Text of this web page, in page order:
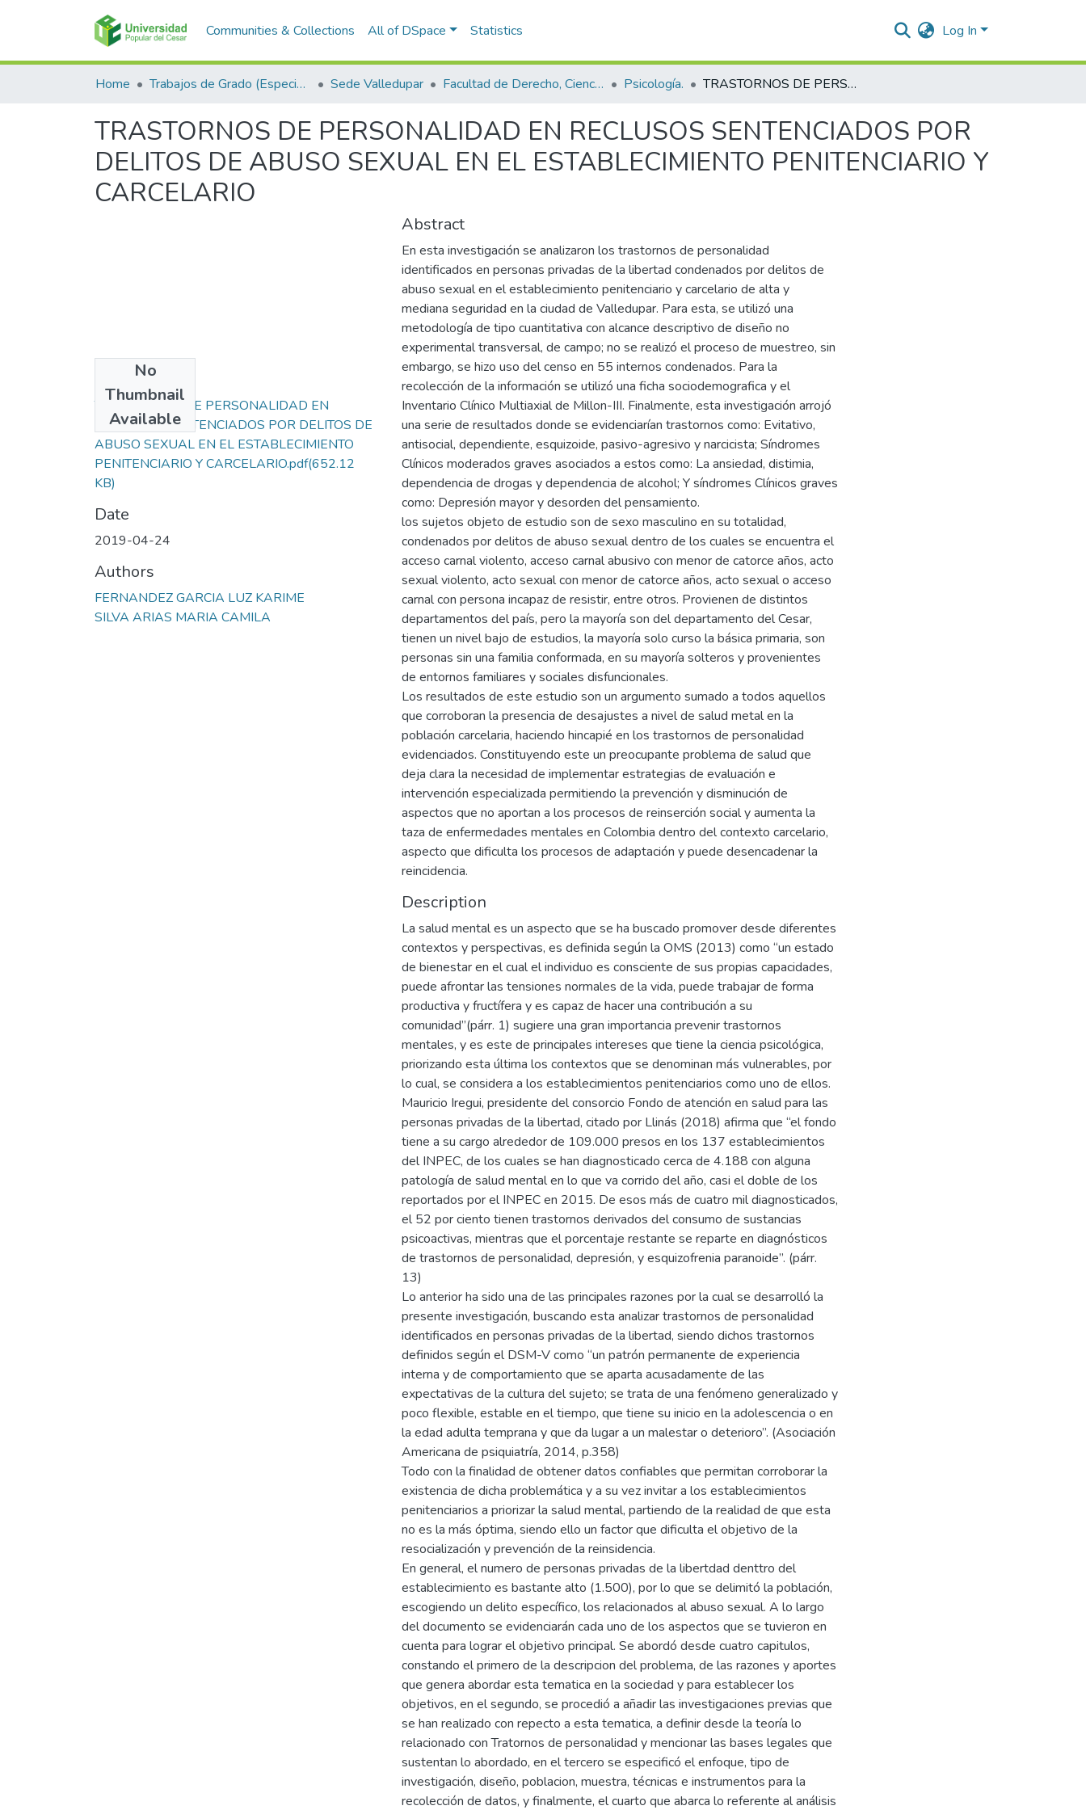
Communities & Collections All of DSpace Statistics Log In
Home Trabajos de Grado (Especializaciones y Pregrados) Sede Valledupar Facultad de Derecho, Ciencias Políticas y Sociales. Psicología. TRASTORNOS DE PERSONALIDAD EN RECLUSOS SENTENCIADOS POR DELITOS DE ABUSO SEXUAL EN EL ESTABLECIMIENTO PENITENCIARIO Y CARCELARIO
TRASTORNOS DE PERSONALIDAD EN RECLUSOS SENTENCIADOS POR
DELITOS DE ABUSO SEXUAL EN EL ESTABLECIMIENTO PENITENCIARIO Y
CARCELARIO
No
Thumbnail
Available
TRASTORNOS DE PERSONALIDAD EN
RECLUSOS SENTENCIADOS POR DELITOS DE
ABUSO SEXUAL EN EL ESTABLECIMIENTO
PENITENCIARIO Y CARCELARIO.pdf(652.12
KB)
Date
2019-04-24
Authors
FERNANDEZ GARCIA LUZ KARIME
SILVA ARIAS MARIA CAMILA
Abstract
En esta investigación se analizaron los trastornos de personalidad
identificados en personas privadas de la libertad condenados por delitos de
abuso sexual en el establecimiento penitenciario y carcelario de alta y
mediana seguridad en la ciudad de Valledupar. Para esta, se utilizó una
metodología de tipo cuantitativa con alcance descriptivo de diseño no
experimental transversal, de campo; no se realizó el proceso de muestreo, sin
embargo, se hizo uso del censo en 55 internos condenados. Para la
recolección de la información se utilizó una ficha sociodemografica y el
Inventario Clínico Multiaxial de Millon-III. Finalmente, esta investigación arrojó
una serie de resultados donde se evidenciarían trastornos como: Evitativo,
antisocial, dependiente, esquizoide, pasivo-agresivo y narcicista; Síndromes
Clínicos moderados graves asociados a estos como: La ansiedad, distimia,
dependencia de drogas y dependencia de alcohol; Y síndromes Clínicos graves
como: Depresión mayor y desorden del pensamiento.
los sujetos objeto de estudio son de sexo masculino en su totalidad,
condenados por delitos de abuso sexual dentro de los cuales se encuentra el
acceso carnal violento, acceso carnal abusivo con menor de catorce años, acto
sexual violento, acto sexual con menor de catorce años, acto sexual o acceso
carnal con persona incapaz de resistir, entre otros. Provienen de distintos
departamentos del país, pero la mayoría son del departamento del Cesar,
tienen un nivel bajo de estudios, la mayoría solo curso la básica primaria, son
personas sin una familia conformada, en su mayoría solteros y provenientes
de entornos familiares y sociales disfuncionales.
Los resultados de este estudio son un argumento sumado a todos aquellos
que corroboran la presencia de desajustes a nivel de salud metal en la
población carcelaria, haciendo hincapié en los trastornos de personalidad
evidenciados. Constituyendo este un preocupante problema de salud que
deja clara la necesidad de implementar estrategias de evaluación e
intervención especializada permitiendo la prevención y disminución de
aspectos que no aportan a los procesos de reinserción social y aumenta la
taza de enfermedades mentales en Colombia dentro del contexto carcelario,
aspecto que dificulta los procesos de adaptación y puede desencadenar la
reincidencia.
Description
La salud mental es un aspecto que se ha buscado promover desde diferentes
contextos y perspectivas, es definida según la OMS (2013) como “un estado
de bienestar en el cual el individuo es consciente de sus propias capacidades,
puede afrontar las tensiones normales de la vida, puede trabajar de forma
productiva y fructífera y es capaz de hacer una contribución a su
comunidad”(párr. 1) sugiere una gran importancia prevenir trastornos
mentales, y es este de principales intereses que tiene la ciencia psicológica,
priorizando esta última los contextos que se denominan más vulnerables, por
lo cual, se considera a los establecimientos penitenciarios como uno de ellos.
Mauricio Iregui, presidente del consorcio Fondo de atención en salud para las
personas privadas de la libertad, citado por Llinás (2018) afirma que “el fondo
tiene a su cargo alrededor de 109.000 presos en los 137 establecimientos
del INPEC, de los cuales se han diagnosticado cerca de 4.188 con alguna
patología de salud mental en lo que va corrido del año, casi el doble de los
reportados por el INPEC en 2015. De esos más de cuatro mil diagnosticados,
el 52 por ciento tienen trastornos derivados del consumo de sustancias
psicoactivas, mientras que el porcentaje restante se reparte en diagnósticos
de trastornos de personalidad, depresión, y esquizofrenia paranoide”. (párr.
13)
Lo anterior ha sido una de las principales razones por la cual se desarrolló la
presente investigación, buscando esta analizar trastornos de personalidad
identificados en personas privadas de la libertad, siendo dichos trastornos
definidos según el DSM-V como “un patrón permanente de experiencia
interna y de comportamiento que se aparta acusadamente de las
expectativas de la cultura del sujeto; se trata de una fenómeno generalizado y
poco flexible, estable en el tiempo, que tiene su inicio en la adolescencia o en
la edad adulta temprana y que da lugar a un malestar o deterioro”. (Asociación
Americana de psiquiatría, 2014, p.358)
Todo con la finalidad de obtener datos confiables que permitan corroborar la
existencia de dicha problemática y a su vez invitar a los establecimientos
penitenciarios a priorizar la salud mental, partiendo de la realidad de que esta
no es la más óptima, siendo ello un factor que dificulta el objetivo de la
resocialización y prevención de la reinsidencia.
En general, el numero de personas privadas de la libertdad denttro del
establecimiento es bastante alto (1.500), por lo que se delimitó la población,
escogiendo un delito específico, los relacionados al abuso sexual. A lo largo
del documento se evidenciarán cada uno de los aspectos que se tuvieron en
cuenta para lograr el objetivo principal. Se abordó desde cuatro capitulos,
constando el primero de la descripcion del problema, de las razones y aportes
que genera abordar esta tematica en la sociedad y para establecer los
objetivos, en el segundo, se procedió a añadir las investigaciones previas que
se han realizado con repecto a esta tematica, a definir desde la teoría lo
relacionado con Tratornos de personalidad y mencionar las bases legales que
sustentan lo abordado, en el tercero se especificó el enfoque, tipo de
investigación, diseño, poblacion, muestra, técnicas e instrumentos para la
recolección de datos, y finalmente, el cuarto que abarca lo referente al análisis